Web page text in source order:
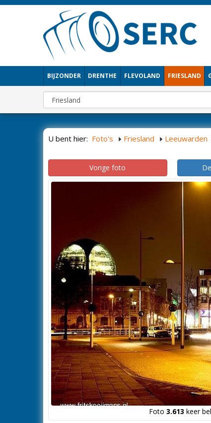
BIJZONDER DRENTHE FLEVOLAND FRIESLAND
U bent hier: Foto's Friesland Leeuwarden
Vorige foto
Foto 3.613 keer